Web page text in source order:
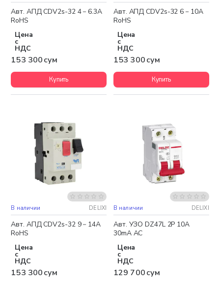
Авт. АПД CDV2s-32 4－6.3A
RoHS
Цена
с
НДС
153 300 сум
Купить
Авт. АПД CDV2s-32 6－10A
RoHS
Цена
с
НДС
153 300 сум
Купить
В наличии DELIXI
Авт. АПД CDV2s-32 9－14A
RoHS
Цена
с
НДС
153 300 сум
В наличии DELIXI
Авт. УЗО DZ47L 2P 10A
30mA AC
Цена
с
НДС
129 700 сум